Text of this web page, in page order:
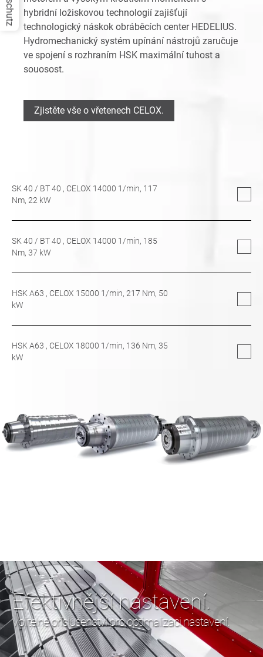
hybridní ložiskovou technologií zajišťují
technologický náskok obráběcích center HEDELIUS.
Hydromechanický systém upínání nástrojů zaručuje
ve spojení s rozhraním HSK maximální tuhost a
souosost.
Zjistěte vše o vřetenech CELOX.
SK 40 / BT 40 , CELOX 14000 1/min, 117
Nm, 22 kW
SK 40 / BT 40 , CELOX 14000 1/min, 185
Nm, 37 kW
HSK A63 , CELOX 15000 1/min, 217 Nm, 50
kW
HSK A63 , CELOX 18000 1/min, 136 Nm, 35
kW
Efektivnější nastavení.
Volitelné příslušenství pro optimalizaci nastavení.